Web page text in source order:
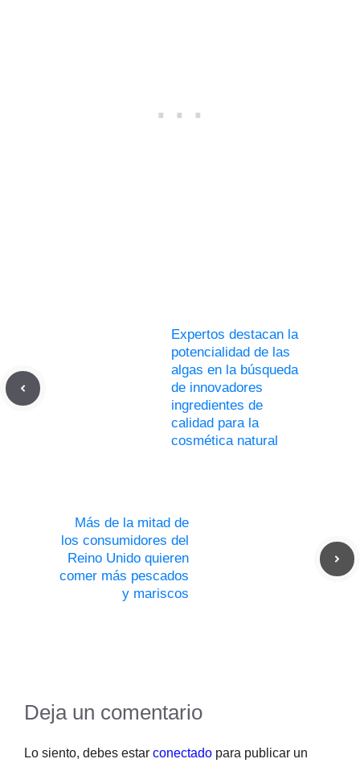
Expertos destacan la
potencialidad de las
algas en la búsqueda
de innovadores
ingredientes de
calidad para la
cosmética natural
Más de la mitad de
los consumidores del
Reino Unido quieren
comer más pescados
y mariscos
Deja un comentario
Lo siento, debes estar conectado para publicar un